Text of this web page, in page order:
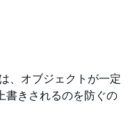
、オブジェクトが一定
書きされるのを防ぐの